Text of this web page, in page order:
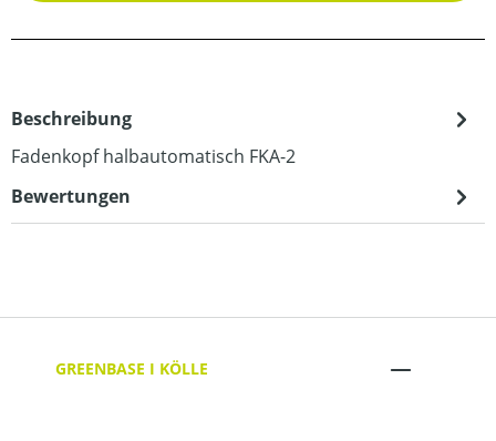
Beschreibung
Fadenkopf halbautomatisch FKA-2
Bewertungen
GREENBASE I KÖLLE